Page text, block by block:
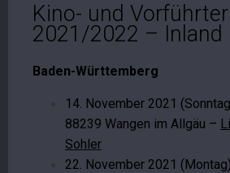
Kino- und
2021/2022 – Inland
Baden-Württemberg
14. November 2021
88239 Wangen im Allgäu –
Sohler
22. November 2021